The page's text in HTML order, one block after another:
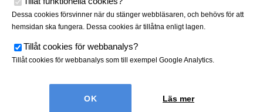
Smalspårsarkivet drivs av
Tjustbygdens Järnvägsförening
Dessa cookies försvinner när du stänger webbläsaren, och behövs för att
hemsidan ska fungera. Dessa cookies är tillåtna enligt lagen.
Tillåt cookies för webbanalys?
Tillåt cookies för webbanalys som till exempel Google Analytics.
Läs mer